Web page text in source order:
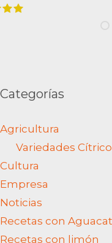
Variedades Cítricos
Recetas con limón
Recetas con Naranjas
Desayunos
Platos
Zumos y cockteles